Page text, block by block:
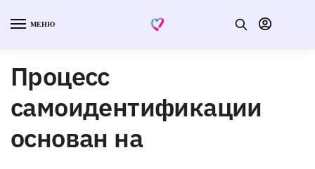
МЕНЮ
Процесс
самоидентификации
основан на